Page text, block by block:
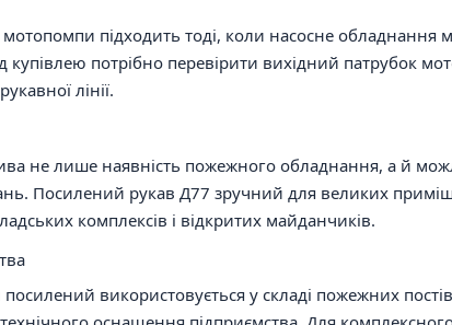
підходить тоді, коли насосне обладнання
купівлею потрібно перевірити вихідний патрубок
лінії.
не лише наявність пожежного обладнання, а й
Посилений рукав Д77 зручний для великих
комплексів і відкритих майданчиків.
використовується у складі пожежних